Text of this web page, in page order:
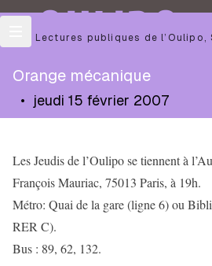
OULIPO
Les Lectures publiques de l’Oulipo ,
Orange mécanique
• jeudi 15 février 2007
Les Jeudis de l’Oulipo se tiennent à
François Mauriac, 75013 Paris, à 19h.
Métro: Quai de la gare (ligne 6) ou
RER C).
Bus : 89, 62, 132.